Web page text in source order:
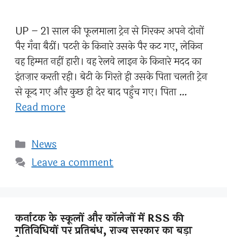
UP – 21 साल की फूलमाला ट्रेन से गिरकर अपने दोनों
पैर गँवा बैठीं। पटरी के किनारे उसके पैर कट गए, लेकिन
वह हिम्मत नहीं हारी। वह रेलवे लाइन के किनारे मदद का
इंतज़ार करती रही। बेटी के गिरते ही उसके पिता चलती ट्रेन
से कूद गए और कुछ ही देर बाद पहुँच गए। पिता …
Read more
Categories
News
Leave a comment
कर्नाटक के स्कूलों और कॉलेजों में RSS की
गतिविधियों पर प्रतिबंध, राज्य सरकार का बड़ा